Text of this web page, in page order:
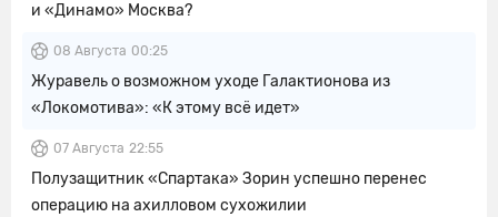
и «Динамо» Москва?
08 Августа 00:25
Журавель о возможном уходе Галактионова из
«Локомотива»: «К этому всё идет»
07 Августа 22:55
Полузащитник «Спартака» Зорин успешно перенес
операцию на ахилловом сухожилии